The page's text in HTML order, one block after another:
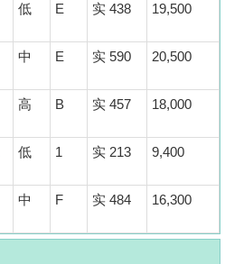
低 E 实 438 19,500
中 E 实 590 20,500
高 B 实 457 18,000
低 1 实 213 9,400
中 F 实 484 16,300